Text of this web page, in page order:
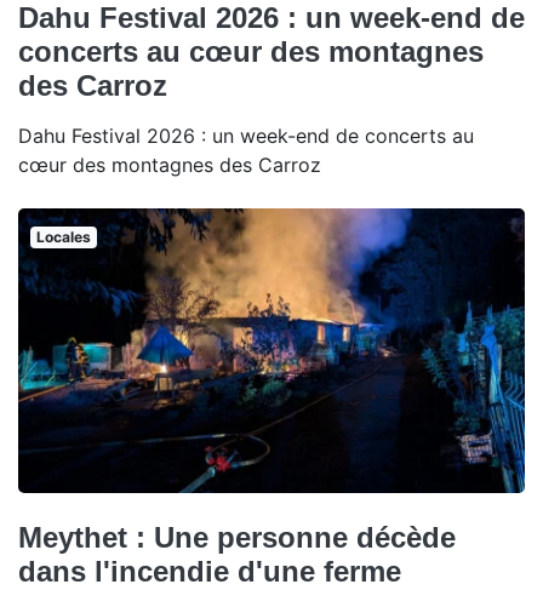
Dahu Festival 2026 : un week-end de
concerts au cœur des montagnes
des Carroz
Dahu Festival 2026 : un week-end de concerts au
cœur des montagnes des Carroz
Locales
Meythet : Une personne décède
dans l'incendie d'une ferme